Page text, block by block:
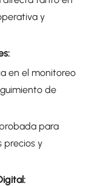
y
en el monitoreo
de
para
precios y